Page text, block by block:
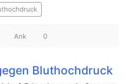
Ank 0
Bluthochdruck